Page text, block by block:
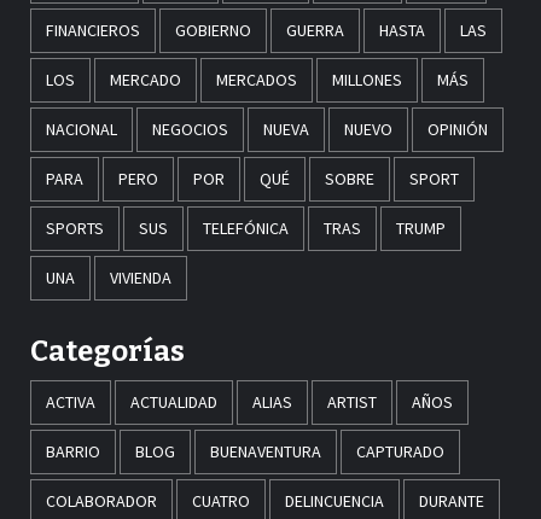
FINANCIEROS GOBIERNO GUERRA HASTA LAS
LOS MERCADO MERCADOS MILLONES MÁS
NACIONAL NEGOCIOS NUEVA NUEVO OPINIÓN
PARA PERO POR QUÉ SOBRE SPORT
SPORTS SUS TELEFÓNICA TRAS TRUMP
UNA VIVIENDA
Categorías
ACTIVA ACTUALIDAD ALIAS ARTIST AÑOS
BARRIO BLOG BUENAVENTURA CAPTURADO
COLABORADOR CUATRO DELINCUENCIA DURANTE